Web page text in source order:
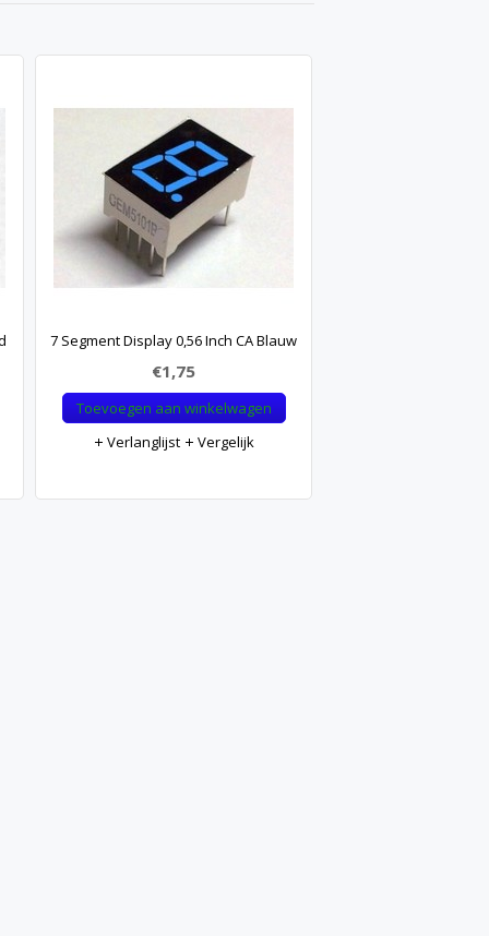
7 Segment Display 0,56 Inch CA Blauw
€1,75
Toevoegen aan winkelwagen
Verlanglijst
Vergelijk